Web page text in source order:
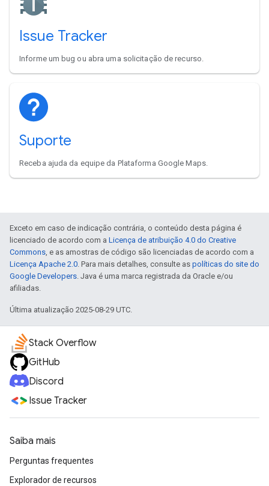
Issue Tracker
Informe um bug ou abra uma solicitação de recurso.
Suporte
Receba ajuda da equipe da Plataforma Google Maps.
Exceto em caso de indicação contrária, o conteúdo desta página é
licenciado de acordo com a Licença de atribuição 4.0 do Creative
Commons, e as amostras de código são licenciadas de acordo com a
Licença Apache 2.0. Para mais detalhes, consulte as políticas do site do
Google Developers. Java é uma marca registrada da Oracle e/ou
afiliadas.
Última atualização 2025-08-29 UTC.
Stack Overflow
GitHub
Discord
Issue Tracker
Saiba mais
Perguntas frequentes
Explorador de recursos